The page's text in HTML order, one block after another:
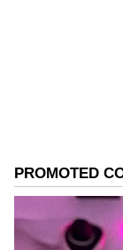
ಇ-ಕೆವೈಸಿ, ಆಧಾರ
ಬಂದಿಲ್ಲ ‘ಕಿಸಾನ್‌
ಮೊದಲು ಈ ಕೆಲಸ